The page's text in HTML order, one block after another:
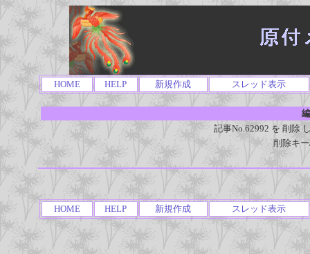
HOME HELP 新規作成 スレッド表示
記事No.62992 を 削除
削除キ
HOME HELP 新規作成 スレッド表示